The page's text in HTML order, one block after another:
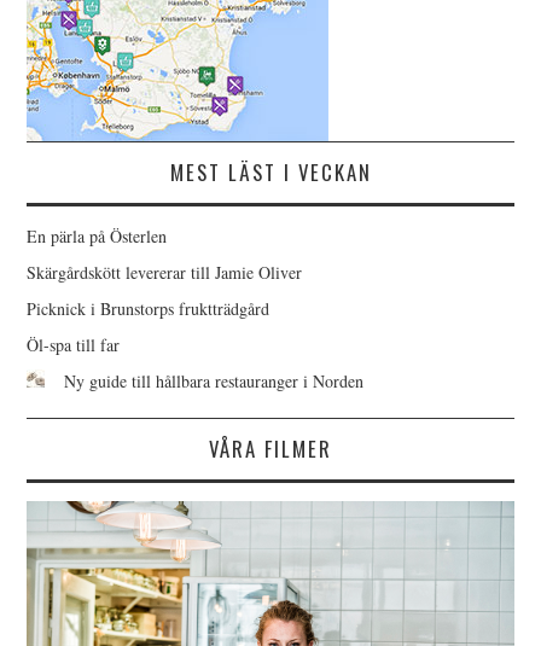
MEST LÄST I VECKAN
En pärla på Österlen
Skärgårdskött levererar till Jamie Oliver
Picknick i Brunstorps fruktträdgård
Öl-spa till far
Ny guide till hållbara restauranger i Norden
VÅRA FILMER